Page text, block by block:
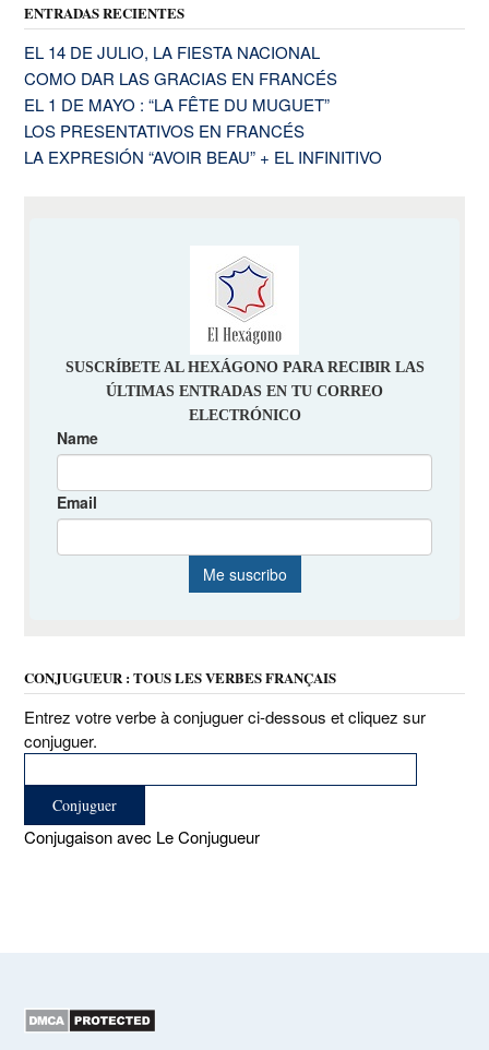
ENTRADAS RECIENTES
EL 14 DE JULIO, LA FIESTA NACIONAL
COMO DAR LAS GRACIAS EN FRANCÉS
EL 1 DE MAYO : “LA FÊTE DU MUGUET”
LOS PRESENTATIVOS EN FRANCÉS
LA EXPRESIÓN “AVOIR BEAU” + EL INFINITIVO
CONJUGUEUR : TOUS LES VERBES FRANÇAIS
Entrez votre verbe à conjuguer ci-dessous et cliquez sur
conjuguer.
Conjugaison avec Le Conjugueur